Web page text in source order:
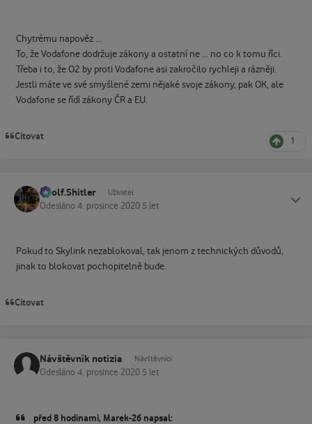
Chytrému napověz ...
To, že Vodafone dodržuje zákony a ostatní ne ... no co k tomu říci.
Třeba i to, že O2 by proti Vodafone asi zakročilo rychleji a rázněji.
Jestli máte ve své smyšlené zemi nějaké svoje zákony, pak OK, ale
Vodafone se řídí zákony ČR a EU.
Citovat 1
Adolf.Shitler Uživatel
Odesláno 4. prosince 2020 5 let
Pokud to Skylink nezablokoval, tak jenom z technických důvodů,
jinak to blokovat pochopitelně bude.
Citovat
Návštěvník notizia Návštěvníci
Odesláno 4. prosince 2020 5 let
před 8 hodinami, Marek-26 napsal: